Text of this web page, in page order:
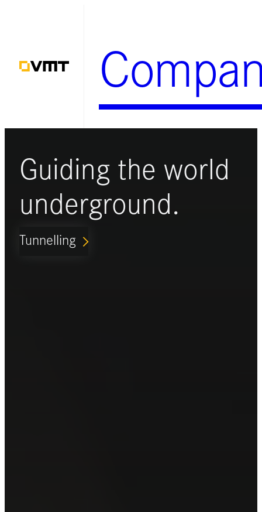
springen
Guiding the world
underground.
Tunnelling ARROW_FORWARD_IOS